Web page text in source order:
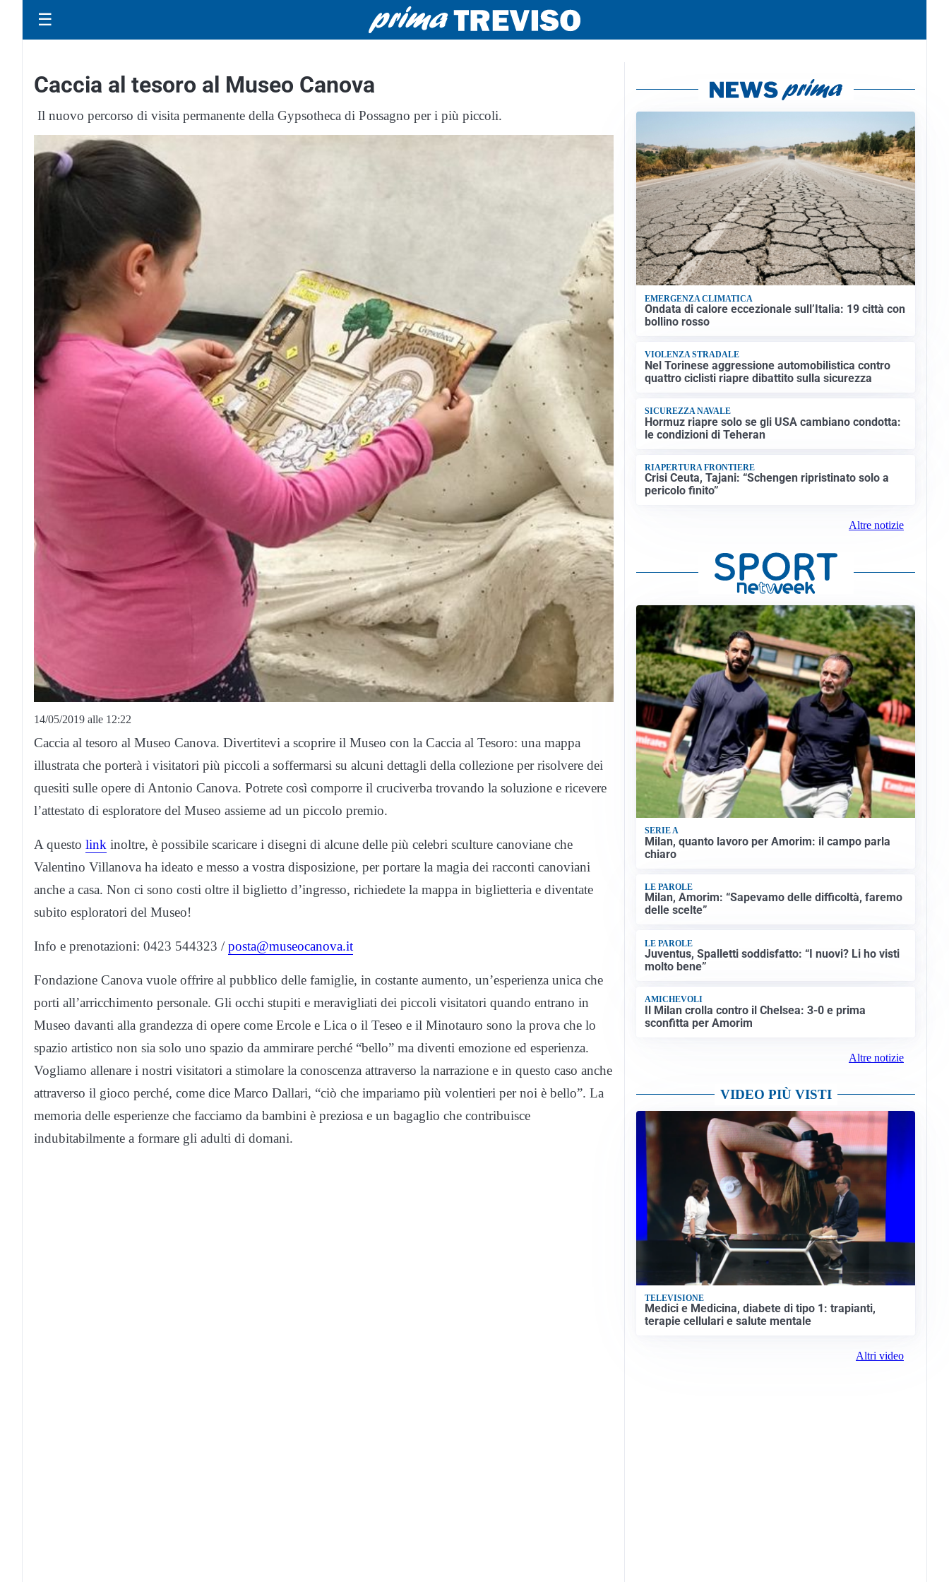
☰
Caccia al tesoro al Museo Canova
Il nuovo percorso di visita permanente della Gypsotheca di Possagno per i più piccoli.
14/05/2019 alle 12:22
Caccia al tesoro al Museo Canova. Divertitevi a scoprire il Museo con la Caccia al Tesoro: una mappa
illustrata che porterà i visitatori più piccoli a soffermarsi su alcuni dettagli della collezione per risolvere dei
quesiti sulle opere di Antonio Canova. Potrete così comporre il cruciverba trovando la soluzione e ricevere
l’attestato di esploratore del Museo assieme ad un piccolo premio.
A questo link inoltre, è possibile scaricare i disegni di alcune delle più celebri sculture canoviane che
Valentino Villanova ha ideato e messo a vostra disposizione, per portare la magia dei racconti canoviani
anche a casa. Non ci sono costi oltre il biglietto d’ingresso, richiedete la mappa in biglietteria e diventate
subito esploratori del Museo!
Info e prenotazioni: 0423 544323 / posta@museocanova.it
Fondazione Canova vuole offrire al pubblico delle famiglie, in costante aumento, un’esperienza unica che
porti all’arricchimento personale. Gli occhi stupiti e meravigliati dei piccoli visitatori quando entrano in
Museo davanti alla grandezza di opere come Ercole e Lica o il Teseo e il Minotauro sono la prova che lo
spazio artistico non sia solo uno spazio da ammirare perché “bello” ma diventi emozione ed esperienza.
Vogliamo allenare i nostri visitatori a stimolare la conoscenza attraverso la narrazione e in questo caso anche
attraverso il gioco perché, come dice Marco Dallari, “ciò che impariamo più volentieri per noi è bello”. La
memoria delle esperienze che facciamo da bambini è preziosa e un bagaglio che contribuisce
indubitabilmente a formare gli adulti di domani.
EMERGENZA CLIMATICA
Ondata di calore eccezionale sull’Italia: 19 città con
bollino rosso
VIOLENZA STRADALE
Nel Torinese aggressione automobilistica contro
quattro ciclisti riapre dibattito sulla sicurezza
SICUREZZA NAVALE
Hormuz riapre solo se gli USA cambiano condotta:
le condizioni di Teheran
RIAPERTURA FRONTIERE
Crisi Ceuta, Tajani: “Schengen ripristinato solo a
pericolo finito”
Altre notizie
SERIE A
Milan, quanto lavoro per Amorim: il campo parla
chiaro
LE PAROLE
Milan, Amorim: “Sapevamo delle difficoltà, faremo
delle scelte”
LE PAROLE
Juventus, Spalletti soddisfatto: “I nuovi? Li ho visti
molto bene”
AMICHEVOLI
Il Milan crolla contro il Chelsea: 3-0 e prima
sconfitta per Amorim
Altre notizie
VIDEO PIÙ VISTI
TELEVISIONE
Medici e Medicina, diabete di tipo 1: trapianti,
terapie cellulari e salute mentale
Altri video